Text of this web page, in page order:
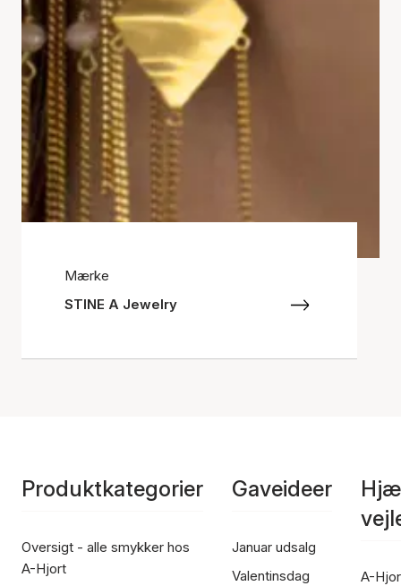
Mærke
STINE A Jewelry
Produktkategorier
Oversigt - alle smykker hos
A-Hjort
Gaveideer
Januar udsalg
Valentinsdag
A-